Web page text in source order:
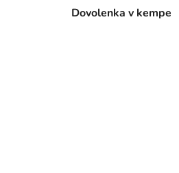
Dovolenka v kempe